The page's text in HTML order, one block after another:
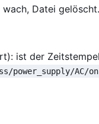
Datei
ist der
power_supply/AC/